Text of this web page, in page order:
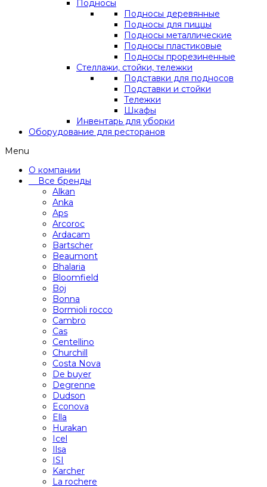
Подносы
Подносы деревянные
Подносы для пиццы
Подносы металлические
Подносы пластиковые
Подносы прорезиненные
Стеллажи, стойки, тележки
Подставки для подносов
Подставки и стойки
Тележки
Шкафы
Инвентарь для уборки
Оборудование для ресторанов
Menu
О компании
Все бренды
Alkan
Anka
Aps
Arcoroc
Ardacam
Bartscher
Beaumont
Bhalaria
Bloomfield
Boj
Bonna
Bormioli rocco
Cambro
Cas
Centellino
Churchill
Costa Nova
De buyer
Degrenne
Dudson
Econova
Ella
Hurakan
Icel
Ilsa
ISI
Karcher
La rochere